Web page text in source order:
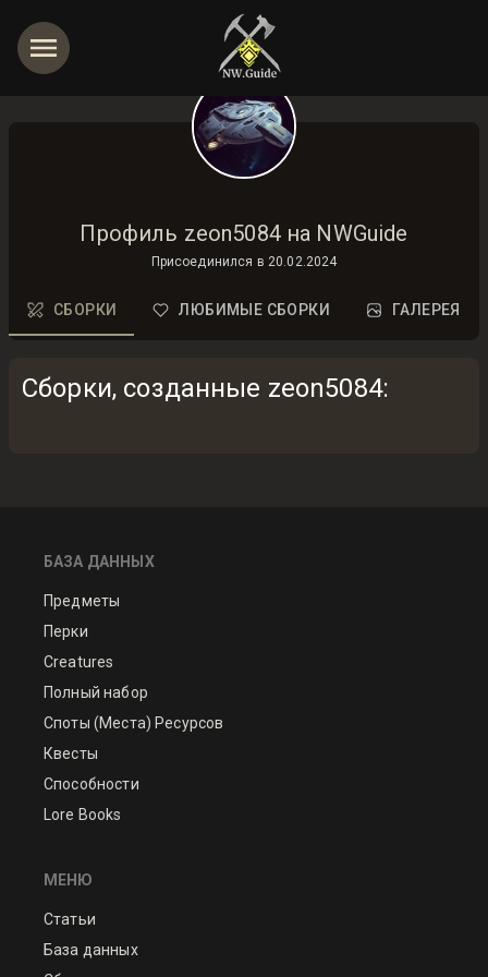
Профиль zeon5084 на NWGuide
Присоединился в 20.02.2024
СБОРКИ ЛЮБИМЫЕ СБОРКИ ГАЛЕРЕЯ
Сборки, созданные zeon5084:
БАЗА ДАННЫХ
Предметы
Перки
Creatures
Полный набор
Споты (Места) Ресурсов
Квесты
Способности
Lore Books
МЕНЮ
Статьи
База данных